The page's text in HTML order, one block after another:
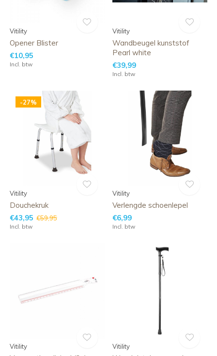
Vitility
Opener Blister
€10,95
Incl. btw
Vitility
Wandbeugel kunststof
Pearl white
€39,99
Incl. btw
-27%
Vitility
Douchekruk
€43,95 €59,95
Incl. btw
Vitility
Verlengde schoenlepel
€6,99
Incl. btw
Vitility Vitility